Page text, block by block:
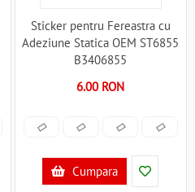
Sticker pentru Fereastra cu
Adeziune Statica OEM ST6855
B3406855
6.00 RON
Cumpara